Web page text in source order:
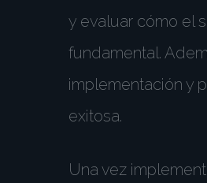
y evaluar cómo el
fundamental.
implementación y
exitosa.
Una vez